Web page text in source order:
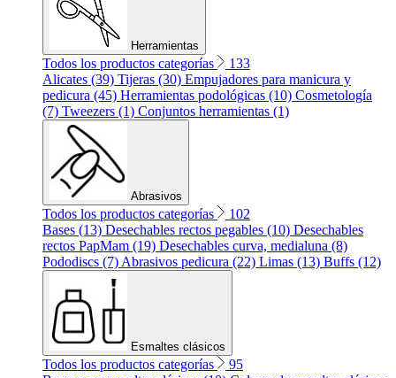
Herramientas
Todos los productos categorías
133
Alicates (39) Tijeras (30) Empujadores para manicura y
pedicura (45) Herramientas podológicas (10) Cosmetología
(7) Tweezers (1) Conjuntos herramientas (1)
Abrasivos
Todos los productos categorías
102
Bases (13) Desechables rectos pegables (10) Desechables
rectos PapMam (19) Desechables curva, medialuna (8)
Pododiscs (7) Abrasivos pedicura (22) Limas (13) Buffs (12)
Esmaltes clásicos
Todos los productos categorías
95